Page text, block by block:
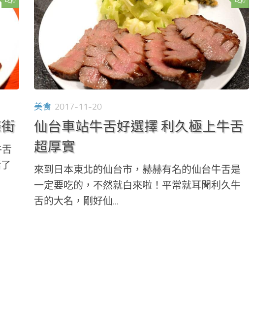
美食 2017-11-20
仙台車站牛舌好選擇 利久極上牛舌
超厚實
來到日本東北的仙台市，赫赫有名的仙台牛舌是
一定要吃的，不然就白來啦！平常就耳聞利久牛
舌的大名，剛好仙...